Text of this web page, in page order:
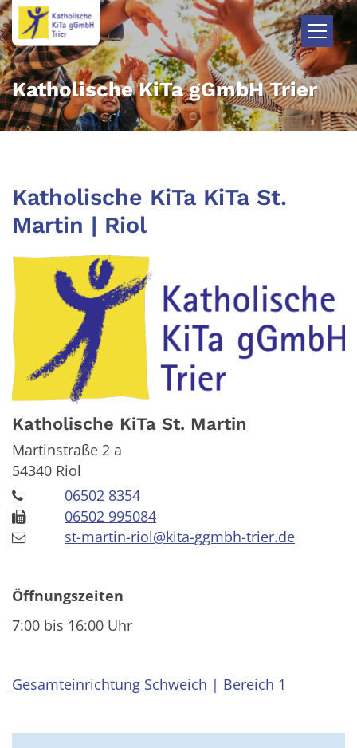
Zum Inhalt springen
Katholische KiTa gGmbH Trier
Katholische KiTa KiTa St.
Martin | Riol
Katholische KiTa St. Martin
Martinstraße 2 a
54340 Riol
06502 8354
06502 995084
st-martin-riol@kita-ggmbh-trier.de
Öffnungszeiten
7:00 bis 16:00 Uhr
Gesamteinrichtung Schweich | Bereich 1